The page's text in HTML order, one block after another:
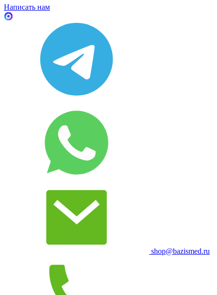
Написать нам
shop@bazismed.ru